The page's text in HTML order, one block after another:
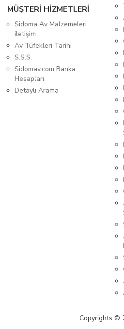
MÜŞTERİ HİZMETLERİ
Sidoma Av Malzemeleri
iletişim
Av Tüfekleri Tarihi
S.S.S.
Sidomav.com Banka
Hesapları
Detaylı Arama
Copyrights ©